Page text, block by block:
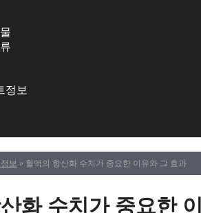
정보
보 » 혈액의 항산화 수치가 중요한 이유와 그 효과
화 수치가 중요한